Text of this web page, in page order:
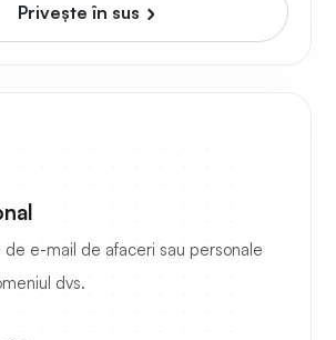
Priveşte în sus
e-mail de afaceri sau personale
dvs.